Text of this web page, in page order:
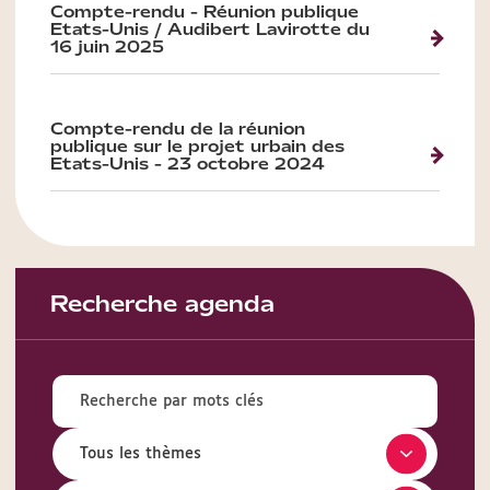
Compte-rendu - Réunion publique
Etats-Unis / Audibert Lavirotte du
16 juin 2025
Compte-rendu de la réunion
publique sur le projet urbain des
Etats-Unis - 23 octobre 2024
Recherche agenda